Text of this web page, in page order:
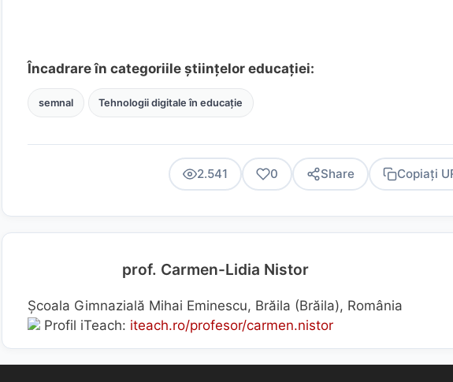
Încadrare în categoriile științelor educației:
semnal Tehnologii digitale în educație
2.541 0 Share Copiați
prof. Carmen-Lidia Nistor
Școala Gimnazială Mihai Eminescu, Brăila (Brăila), România
Profil iTeach: iteach.ro/profesor/carmen.nistor